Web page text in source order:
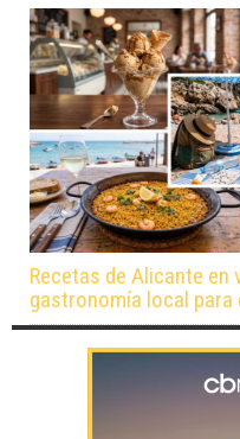
Recetas de Alicante en
gastronomía local para